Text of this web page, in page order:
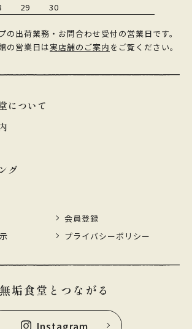
29 30
の出荷業務・お問合わせ受付の営業日です。
の営業日は実店舗のご案内 をご覧ください。
について
グ
会員登録
プライバシーポリシー
無垢食堂とつながる
Instagram